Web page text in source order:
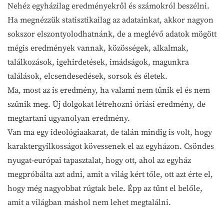
Nehéz egyházilag eredményekről és számokról beszélni.
Ha megnézzük statisztikailag az adatainkat, akkor nagyon
sokszor elszontyolodhatnánk, de a meglévő adatok mögött
mégis eredmények vannak, közösségek, alkalmak,
találkozások, igehirdetések, imádságok, magunkra
találások, elcsendesedések, sorsok és életek.
Ma, most az is eredmény, ha valami nem tűnik el és nem
szűnik meg. Új dolgokat létrehozni óriási eredmény, de
megtartani ugyanolyan eredmény.
Van ma egy ideológiaakarat, de talán mindig is volt, hogy
karaktergyilkosságot kövessenek el az egyházon. Csöndes
nyugat-európai tapasztalat, hogy ott, ahol az egyház
megpróbálta azt adni, amit a világ kért tőle, ott azt érte el,
hogy még nagyobbat rúgtak bele. Épp az tűnt el belőle,
amit a világban máshol nem lehet megtalálni.